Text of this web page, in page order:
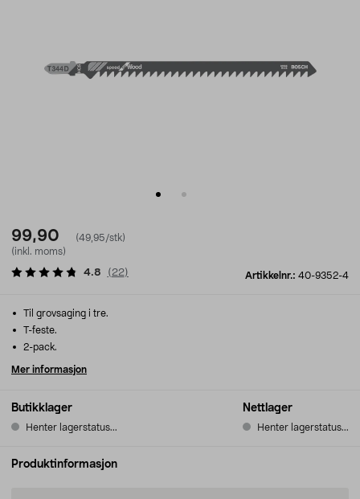
99,90
(49,95/stk)
(inkl. moms)
Artikkelnr.: 40-9352-4
4.8 ( 22)
Butikklager
Henter lagerstatus...
Nettlager
Henter lagerstatus...
Til grovsaging i tre.
T-feste.
2-pack.
Mer informasjon
Produktinformasjon